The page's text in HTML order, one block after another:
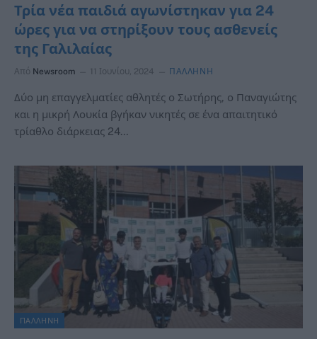
Τρία νέα παιδιά αγωνίστηκαν για 24
ώρες για να στηρίξουν τους ασθενείς
της Γαλιλαίας
Από Newsroom 11 Ιουνίου, 2024 ΠΑΛΛΗΝΗ
Δύο μη επαγγελματίες αθλητές ο Σωτήρης, ο Παναγιώτης
και η μικρή Λουκία βγήκαν νικητές σε ένα απαιτητικό
τρίαθλο διάρκειας 24…
ΠΑΛΛΗΝΗ